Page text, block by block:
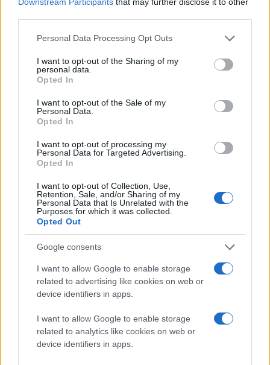
Please note that this website/app uses one or more Google
not limited to your visit or usage behaviour. You may click to
grant or deny consent to Google and its third-party tags to
use your data for below specified purposes in below Google
consent section.
Personal Data Processing Opt Outs
I want to opt-out of the Sharing of my
personal data.
Opted In
I want to opt-out of the Sale of my
Personal Data.
Opted In
I want to opt-out of processing my
Personal Data for Targeted Advertising.
Opted In
I want to opt-out of Collection, Use,
Retention, Sale, and/or Sharing of my
Personal Data that Is Unrelated with the
Purposes for which it was collected.
Opted Out
Google consents
I want to allow Google to enable storage
related to advertising like cookies on web or
device identifiers in apps.
I want to allow Google to enable storage
related to analytics like cookies on web or
device identifiers in apps.
οποία θυμίζει ζιγκ-ζαγκ.
Η συμπεριφορά αυτών των μαγνητικών περιοχών δεν
κινητήρα αυξάνονται ή μειώνονται απότομα, τα maze
domains μεταβάλλονται απρόβλεπτα. Αυτή η άτακτη
μικροσκοπική δραστηριότητα – το λεγόμενο
«μαγνητικό χάος» – αποτελεί την κύρια πηγή
μέρος της ωφέλιμης ηλεκτρικής ενέργειας απλώς και
μόνο για να αναδιατάξει τη μαγνητική του δομή υπό
συνολική απόδοση του συστήματος.
Η καινοτομία του μοντέλου eX-GL
και τελικά να προβλέψουν αυτή τη χαοτική
συμπεριφορά. Αντί να βασιστούν σε παραδοσιακές
αλγορίθμους μηχανικής μάθησης που αναλύουν τα
θερμοδυναμικά δεδομένα και οπτικοποιούν το
ενεργειακό τοπίο του υλικού.